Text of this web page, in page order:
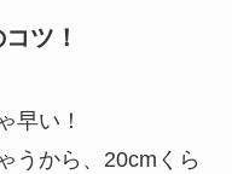
ツ！
早い！
うから、20cmくら